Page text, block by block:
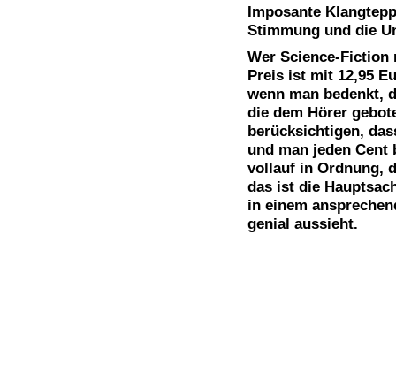
Imposante
Stimmung und die
Wer Science-Fiction
Preis ist mit 12,95
wenn man bedenkt,
die dem Hörer
berücksichtigen,
und man jeden
vollauf in Ordnung,
das ist die
in einem
genial aussieht.